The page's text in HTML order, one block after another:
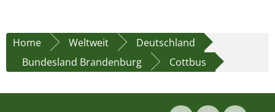
Home Weltweit
Deutschland
Bundesland Brandenburg
Cottbus